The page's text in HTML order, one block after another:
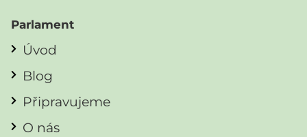
Parlament
Úvod
Blog
Připravujeme
O nás